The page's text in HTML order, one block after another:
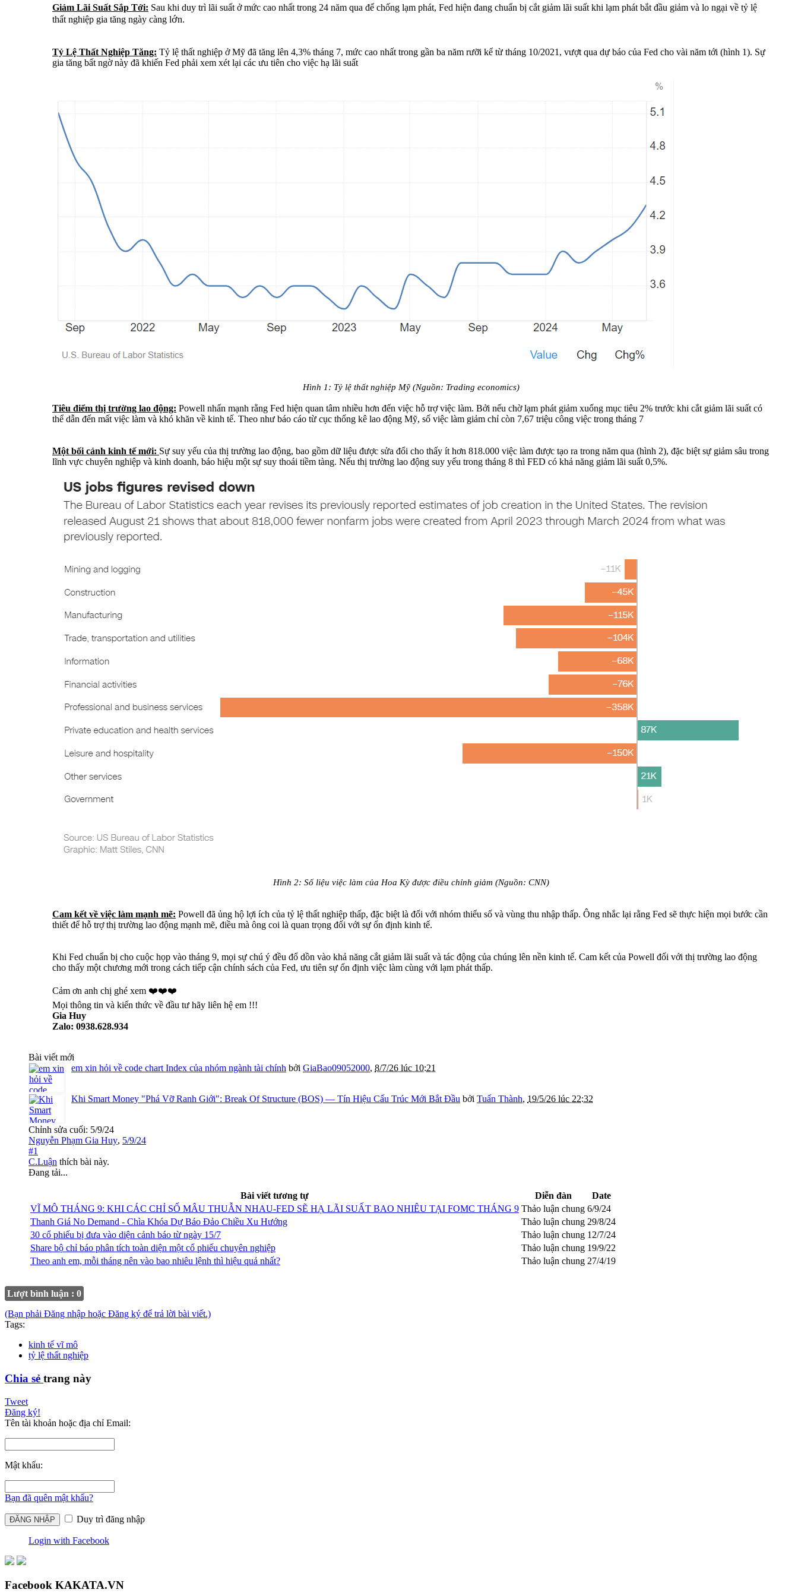
Giảm Lãi Suất Sắp Tới: Sau khi duy trì lãi suất ở mức cao nhất trong 24 năm qua để chống lạm phát, Fed hiện đang chuẩn bị cắt giảm lãi suất khi lạm phát bắt đầu giảm và lo ngại về tỷ lệ
thất nghiệp gia tăng ngày càng lớn.
Tỷ Lệ Thất Nghiệp Tăng: Tỷ lệ thất nghiệp ở Mỹ đã tăng lên 4,3% tháng 7, mức cao nhất trong gần ba năm rưỡi kể từ tháng 10/2021, vượt qua dự báo của Fed cho vài năm tới (hình 1). Sự
gia tăng bất ngờ này đã khiến Fed phải xem xét lại các ưu tiên cho việc hạ lãi suất
Hình 1: Tỷ lệ thất nghiệp Mỹ (Nguồn: Trading economics)
Tiêu điểm thị trường lao động: Powell nhấn mạnh rằng Fed hiện quan tâm nhiều hơn đến việc hỗ trợ việc làm. Bởi nếu chờ lạm phát giảm xuống mục tiêu 2% trước khi cắt giảm lãi suất có
thể dẫn đến mất việc làm và khó khăn về kinh tế. Theo như báo cáo từ cục thống kê lao động Mỹ, số việc làm giảm chỉ còn 7,67 triệu công việc trong tháng 7
Một bối cảnh kinh tế mới: Sự suy yếu của thị trường lao động, bao gồm dữ liệu được sửa đổi cho thấy ít hơn 818.000 việc làm được tạo ra trong năm qua (hình 2), đặc biệt sự giảm sâu trong
lĩnh vực chuyên nghiệp và kinh doanh, báo hiệu một sự suy thoái tiềm tàng. Nếu thị trường lao động suy yếu trong tháng 8 thì FED có khả năng giảm lãi suất 0,5%.
Hình 2: Số liệu việc làm của Hoa Kỳ được điều chỉnh giảm (Nguồn: CNN)
Cam kết về việc làm mạnh mẽ: Powell đã ủng hộ lợi ích của tỷ lệ thất nghiệp thấp, đặc biệt là đối với nhóm thiểu số và vùng thu nhập thấp. Ông nhắc lại rằng Fed sẽ thực hiện mọi bước cần
thiết để hỗ trợ thị trường lao động mạnh mẽ, điều mà ông coi là quan trọng đối với sự ổn định kinh tế.
Khi Fed chuẩn bị cho cuộc họp vào tháng 9, mọi sự chú ý đều đổ dồn vào khả năng cắt giảm lãi suất và tác động của chúng lên nền kinh tế. Cam kết của Powell đối với thị trường lao động
cho thấy một chương mới trong cách tiếp cận chính sách của Fed, ưu tiên sự ổn định việc làm cùng với lạm phát thấp.
Cảm ơn anh chị ghé xem ❤️❤️❤️
Mọi thông tin và kiến thức về đầu tư hãy liên hệ em !!!
Gia Huy
Zalo: 0938.628.934
Bài viết mới
em xin hỏi về code chart Index của nhóm ngành tài chính bởi GiaBao09052000, 8/7/26 lúc 10:21
Khi Smart Money "Phá Vỡ Ranh Giới": Break Of Structure (BOS) — Tín Hiệu Cấu Trúc Mới Bắt Đầu bởi Tuấn Thành, 19/5/26 lúc 22:32
Chỉnh sửa cuối: 5/9/24
Nguyễn Phạm Gia Huy, 5/9/24
#1
C.Luận thích bài này.
Đang tải...
Bài viết tương tự Diễn đàn
Date
VĨ MÔ THÁNG 9: KHI CÁC CHỈ SỐ MÂU THUẪN NHAU-FED SẼ HẠ LÃI SUẤT BAO NHIÊU TẠI FOMC THÁNG 9 Thảo luận chung 6/9/24
Thanh Giá No Demand - Chìa Khóa Dự Báo Đảo Chiều Xu Hướng
Thảo luận chung 29/8/24
30 cổ phiếu bị đưa vào diện cảnh báo từ ngày 15/7
Thảo luận chung 12/7/24
Share bộ chỉ báo phân tích toàn diện một cổ phiếu chuyên nghiệp
Thảo luận chung 19/9/22
Theo anh em, mỗi tháng nên vào bao nhiêu lệnh thì hiệu quả nhất?
Thảo luận chung 27/4/19
Lượt bình luận : 0
(Bạn phải Đăng nhập hoặc Đăng ký để trả lời bài viết.)
Tags:
kinh tế vĩ mô
tỷ lệ thất nghiệp
Chia sẻ trang này
Tweet
Đăng ký!
Tên tài khoản hoặc địa chỉ Email:
Mật khẩu:
Bạn đã quên mật khẩu?
Duy trì đăng nhập
Login with Facebook
Facebook KAKATA.VN